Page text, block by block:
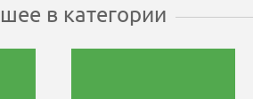
в категории